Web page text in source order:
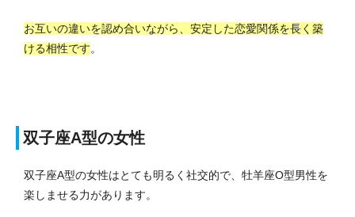
お互いの違いを認め合いながら、安定した恋愛関係を長く築
ける相性です。
双子座A型の女性
双子座A型の女性はとても明るく社交的で、牡羊座O型男性を
楽しませる力があります。